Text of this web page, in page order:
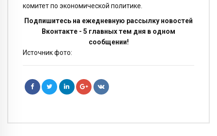
комитет по экономической политике.
Подпишитесь на ежедневную рассылку новостей
Вконтакте - 5 главных тем дня в одном
сообщении!
Источник фото: